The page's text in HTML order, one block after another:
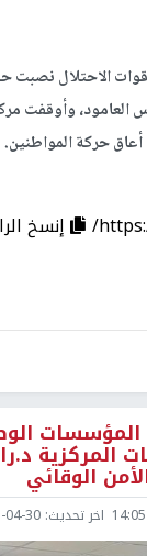
الاحتلال نصبت
وأوقفت
حركة المواطنين.
إنسخ
المؤسسات
المركزية
الوقائي
اخر تحديث: 30 14:44